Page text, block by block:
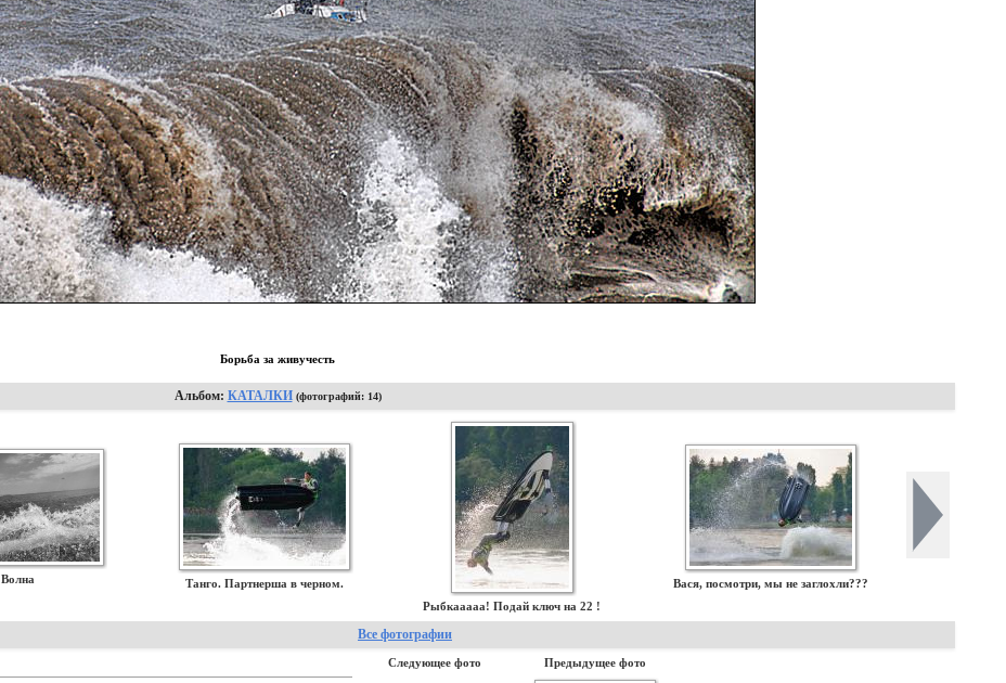
Борьба за живучесть
Альбом: КАТАЛКИ (фотографий: 14)
Волна
Танго. Партнерша в черном.
Рыбкааааа! Подай ключ на 22 !
Вася, посмотри, мы не заглохли???
Все фотографии
Следующее фото Предыдущее фото